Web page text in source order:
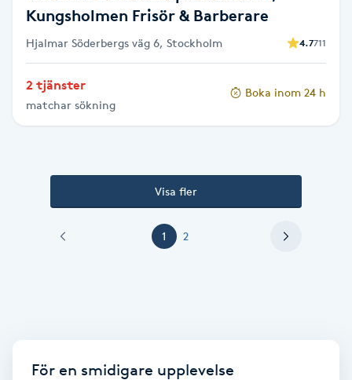
Vaccination
Vampyrbehandling
Veterinär
Volymfransar
Kungsholmen Frisör & Barberare
Hjalmar Söderbergs väg 6, Stockholm 4.7711
2 tjänster
matchar sökning
Boka inom 24 h
Visa fler
1 2
För en smidigare upplevelse